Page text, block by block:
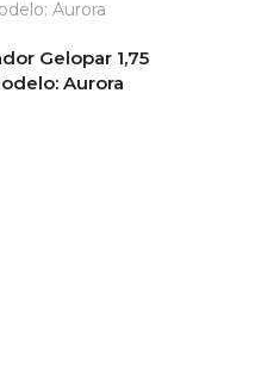
Gelopar 1,75
Aurora